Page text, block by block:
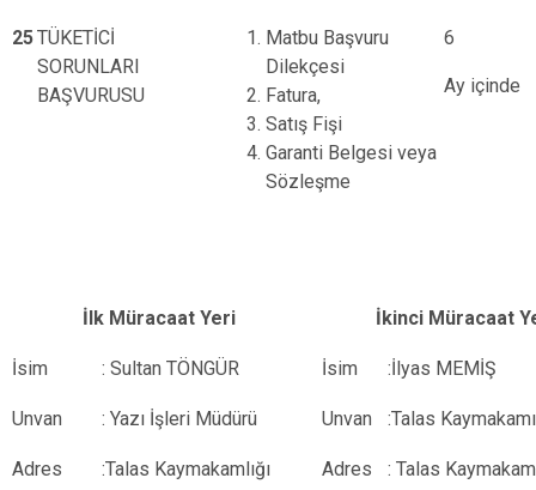
25TÜKETİCİ
SORUNLARI
BAŞVURUSU
Matbu Başvuru
Dilekçesi
Fatura,
Satış Fişi
Garanti Belgesi veya
Sözleşme
6
Ay içinde
İlk Müracaat Yeri İkinci Müracaat
İsim : Sultan TÖNGÜR İsim :İlyas MEMİŞ
Unvan : Yazı İşleri Müdürü Unvan :Talas Kaymakamı
Adres :Talas Kaymakamlığı Adres : Talas